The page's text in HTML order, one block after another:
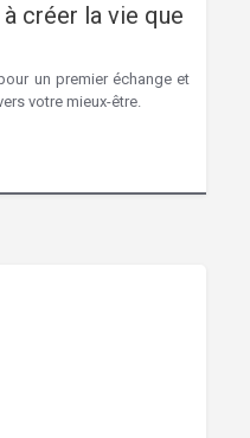
créer la vie que
un premier échange et
votre mieux-être.